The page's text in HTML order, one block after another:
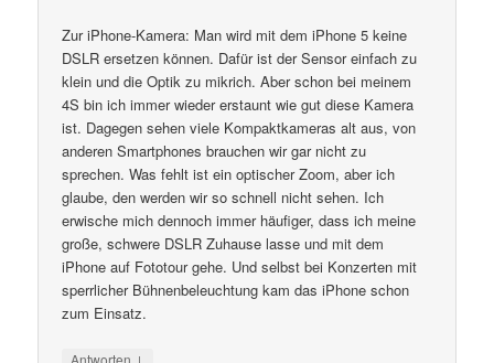
Zur iPhone-Kamera: Man wird mit dem iPhone 5 keine
DSLR ersetzen können. Dafür ist der Sensor einfach zu
klein und die Optik zu mikrich. Aber schon bei meinem
4S bin ich immer wieder erstaunt wie gut diese Kamera
ist. Dagegen sehen viele Kompaktkameras alt aus, von
anderen Smartphones brauchen wir gar nicht zu
sprechen. Was fehlt ist ein optischer Zoom, aber ich
glaube, den werden wir so schnell nicht sehen. Ich
erwische mich dennoch immer häufiger, dass ich meine
große, schwere DSLR Zuhause lasse und mit dem
iPhone auf Fototour gehe. Und selbst bei Konzerten mit
sperrlicher Bühnenbeleuchtung kam das iPhone schon
zum Einsatz.
Antworten ↓